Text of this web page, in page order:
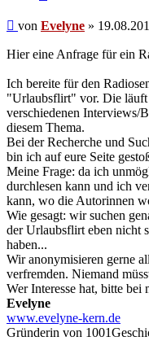
Beitrag
von Evelyne »
Hier eine Anfrage für ein
Ich bereite für den
"Urlaubsflirt" vor. Die läuft
verschiedenen Interviews/
diesem Thema.
Bei der Recherche und
bin ich auf eure Seite
Meine Frage: da ich
durchlesen kann und ich
kann, wo die Autorinnen
Wie gesagt: wir suchen
der Urlaubsflirt eben nicht
haben...
Wir anonymisieren gerne
verfremden. Niemand
Wer Interesse hat, bitte bei
Evelyne
www.evelyne-kern.de
Gründerin von